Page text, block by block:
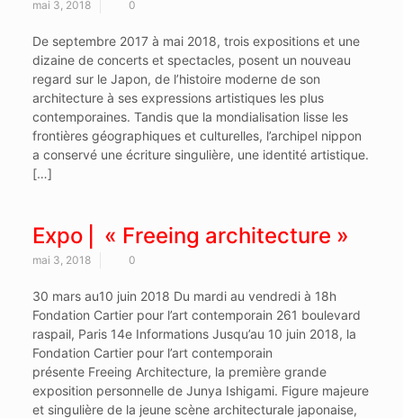
mai 3, 2018 0
De septembre 2017 à mai 2018, trois expositions et une
dizaine de concerts et spectacles, posent un nouveau
regard sur le Japon, de l’histoire moderne de son
architecture à ses expressions artistiques les plus
contemporaines. Tandis que la mondialisation lisse les
frontières géographiques et culturelles, l’archipel nippon
a conservé une écriture singulière, une identité artistique.
[…]
Expo ⎜ « Freeing architecture »
mai 3, 2018 0
30 mars au10 juin 2018 Du mardi au vendredi à 18h
Fondation Cartier pour l’art contemporain 261 boulevard
raspail, Paris 14e Informations Jusqu’au 10 juin 2018, la
Fondation Cartier pour l’art contemporain
présente Freeing Architecture, la première grande
exposition personnelle de Junya Ishigami. Figure majeure
et singulière de la jeune scène architecturale japonaise,